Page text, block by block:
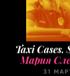
Taxi Cases.
Мария
31